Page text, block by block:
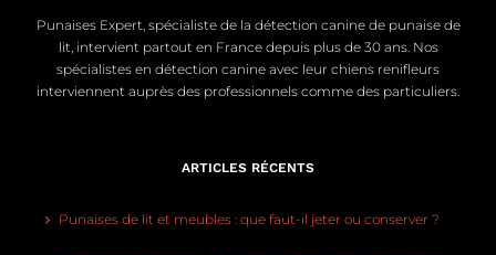
Punaises Expert, spécialiste de la détection canine de punaise de
lit, intervient partout en France depuis plus de 30 ans. Nos
spécialistes en détection canine avec leur chiens renifleurs
interviennent auprès des professionnels comme des particuliers.
ARTICLES RÉCENTS
Punaises de lit et meubles : que faut-il jeter ou conserver ?